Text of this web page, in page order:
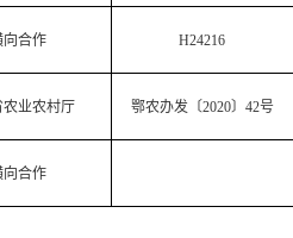
向合作 H24216
农业农村厅 鄂农办发〔2020〕42号
向合作